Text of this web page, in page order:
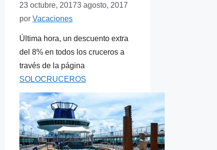
23 octubre, 20173 agosto, 2017
por Vacaciones
Última hora, un descuento extra
del 8% en todos los cruceros a
través de la página
SOLOCRUCEROS